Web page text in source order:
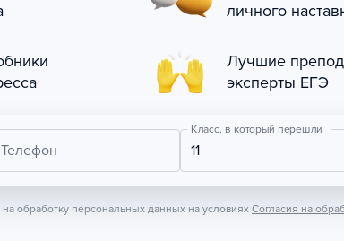
личного
Лучшие
эксперты ЕГЭ
Телефон
Класс, в который перешли
11
обработку персональных данных на условиях Согласия на